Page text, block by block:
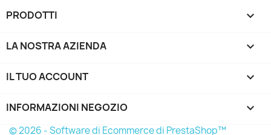
PRODOTTI 
LA NOSTRA AZIENDA 
IL TUO ACCOUNT 
INFORMAZIONI NEGOZIO keyboard_arrow_down
© 2026 - Software di Ecommerce di PrestaShop™